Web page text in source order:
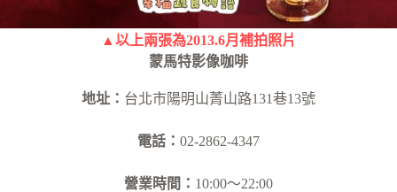
▲以上兩張為2013.6月補拍照片
蒙馬特影像咖啡
地址： 台北市陽明山菁山路131巷13號
電話： 02-2862-4347
營業時間： 10:00～22:00